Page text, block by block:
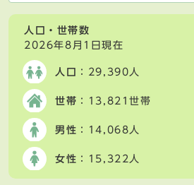
人口・世帯数
2026年8月1日現在
人口 ：29,390人
世帯 ：13,821世帯
男性 ：14,068人
女性 ：15,322人